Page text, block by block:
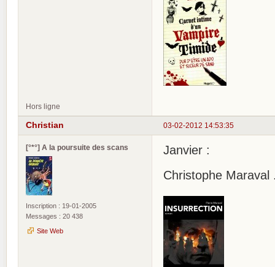
Hors ligne
03-02-2012 14:53:35
Christian
[°*°] A la poursuite des scans
Inscription : 19-01-2005
Messages : 20 438
Site Web
Janvier :
Christophe Maraval